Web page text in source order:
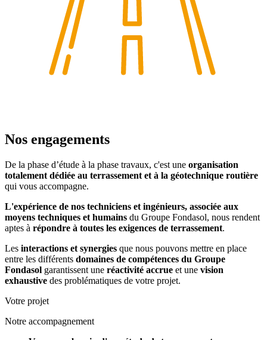
Nos engagements
De la phase d’étude à la phase travaux, c'est une organisation
totalement dédiée au terrassement et à la géotechnique routière
qui vous accompagne.
L'expérience de nos techniciens et ingénieurs, associée aux
moyens techniques et humains du Groupe Fondasol, nous rendent
aptes à répondre à toutes les exigences de terrassement.
Les interactions et synergies que nous pouvons mettre en place
entre les différents domaines de compétences du Groupe
Fondasol garantissent une réactivité accrue et une vision
exhaustive des problématiques de votre projet.
Votre projet
Notre accompagnement